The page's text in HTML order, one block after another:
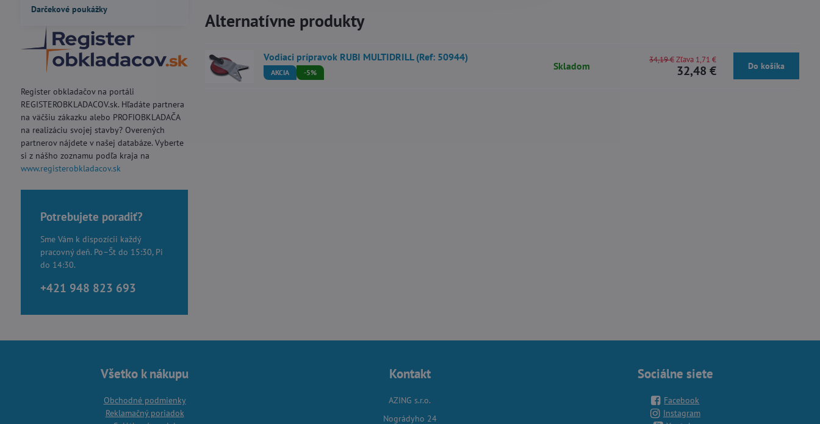
Alternatívne produkty
Vodiaci prípravok RUBI MULTIDRILL (Ref: 50944)
AKCIA -5%
Skladom 32,48 €
34,19 €Zľava 1,71 €
Do košíka
Darčekové poukážky
Register obkladačov na portáli
REGISTEROBKLADACOV.sk. Hľadáte partnera
na väčšiu zákazku alebo PROFIOBKLADAČA
na realizáciu svojej stavby? Overených
partnerov nájdete v našej databáze. Vyberte
si z nášho zoznamu podľa kraja na
www.registerobkladacov.sk
Potrebujete poradiť?
Sme Vám k dispozícii každý
pracovný deň. Po–Št do 15:30, Pi
do 14:30.
+421 948 823 693
Všetko k nákupu
Obchodné podmienky
Reklamačný poriadok
Kontakt
AZING s.r.o.
Nográdyho 24
Sociálne siete
Facebook
Instagram